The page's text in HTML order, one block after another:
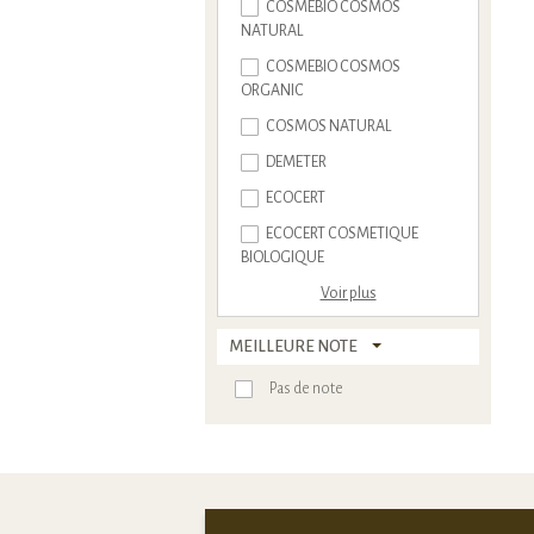
COSMEBIO COSMOS
NATURAL
COSMEBIO COSMOS
ORGANIC
COSMOS NATURAL
DEMETER
ECOCERT
ECOCERT COSMETIQUE
BIOLOGIQUE
Voir plus
MEILLEURE NOTE
Pas de note